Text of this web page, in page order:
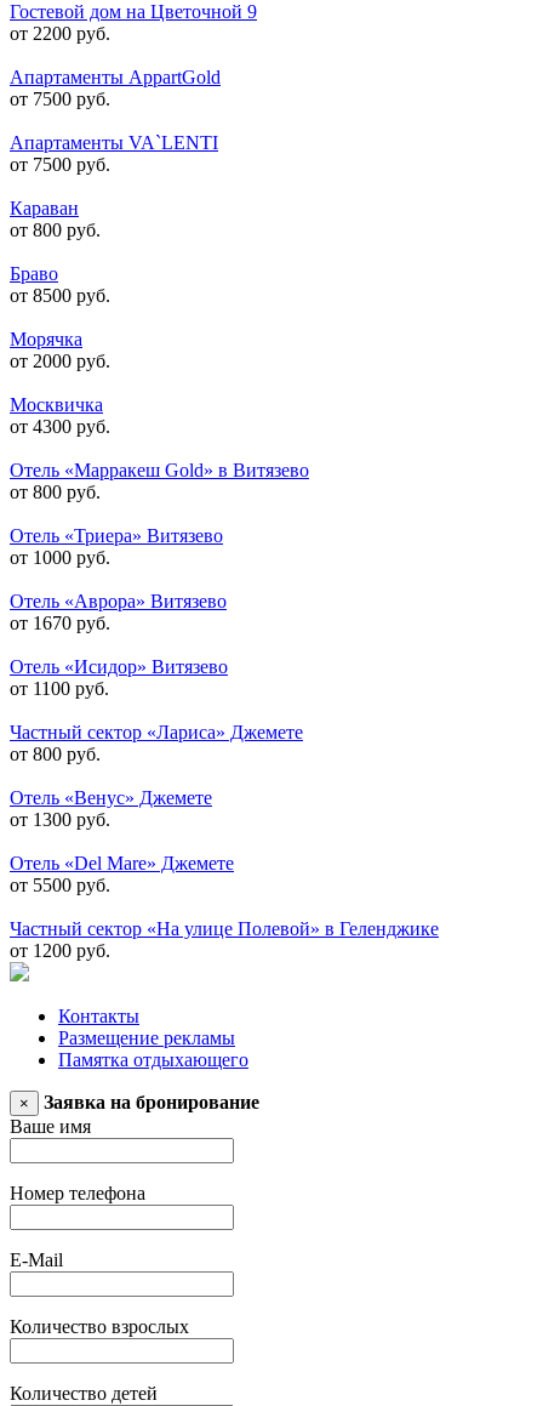
Гостевой дом на Цветочной 9
от 2200 руб.
Апартаменты AppartGold
от 7500 руб.
Апартаменты VA`LENTI
от 7500 руб.
Караван
от 800 руб.
Браво
от 8500 руб.
Морячка
от 2000 руб.
Москвичка
от 4300 руб.
Отель «Марракеш Gold» в Витязево
от 800 руб.
Отель «Триера» Витязево
от 1000 руб.
Отель «Аврора» Витязево
от 1670 руб.
Отель «Исидор» Витязево
от 1100 руб.
Частный сектор «Лариса» Джемете
от 800 руб.
Отель «Венус» Джемете
от 1300 руб.
Отель «Del Mare» Джемете
от 5500 руб.
Частный сектор «На улице Полевой» в Геленджике
от 1200 руб.
Контакты
Размещение рекламы
Памятка отдыхающего
×
Заявка на бронирование
Ваше имя
Номер телефона
E-Mail
Количество взрослых
Количество детей